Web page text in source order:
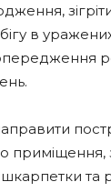
в
приміщення,
шкарпетки та